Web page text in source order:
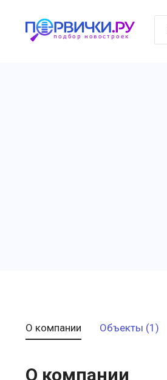
О компании Объекты (1)
О компании